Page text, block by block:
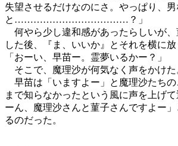
失望させるだけなのにさ。やっぱり、
と………………………………？」
何やら少し違和感があったらしいが
した後、『ま、いいか』とそれを横に放
「おーい、早苗ー。霊夢いるかー？」
そこで、魔理沙が何気なく声をかけた
早苗は「いますよー」と魔理沙たちの
まで知らなかったという風に声を上げ
ーん、魔理沙さんと菫子さんですよー
るのだった。